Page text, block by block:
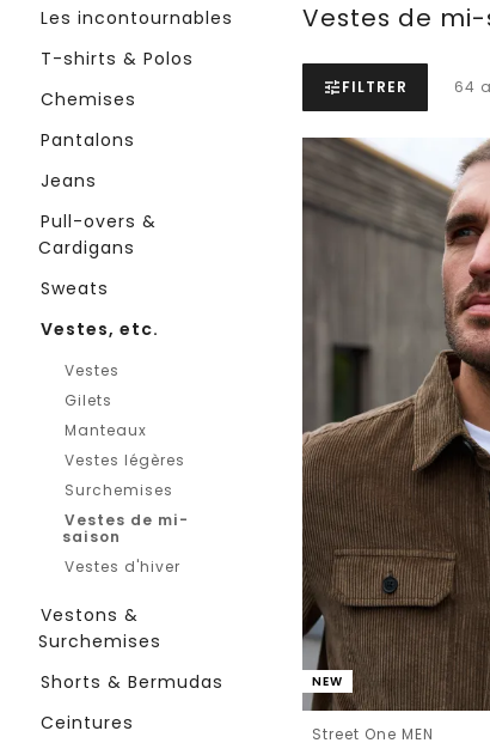
Les incontournables
T-shirts & Polos
Chemises
Pantalons
Jeans
Pull-overs &
Cardigans
Sweats
Vestes, etc.
Vestes
Gilets
Manteaux
Vestes légères
Surchemises
Vestes de mi-
saison
Vestes d'hiver
Vestons &
Surchemises
Shorts & Bermudas
Ceintures
Vestes de
FILTRER 64
NEW
Street One MEN